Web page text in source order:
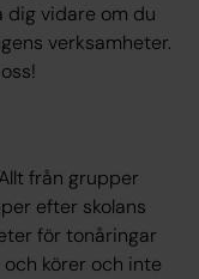
dig vidare om du
verksamheter.
från grupper
efter skolans
för tonåringar
körer och inte